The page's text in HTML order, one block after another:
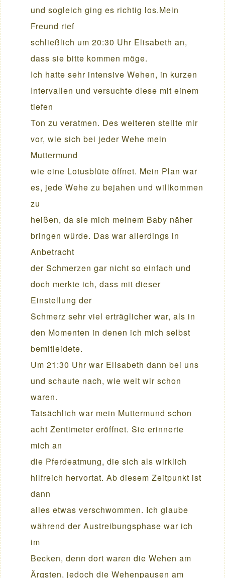
und sogleich ging es richtig los.Mein
Freund rief
schließlich um 20:30 Uhr Elisabeth an,
dass sie bitte kommen möge.
Ich hatte sehr intensive Wehen, in kurzen
Intervallen und versuchte diese mit einem
tiefen
Ton zu veratmen. Des weiteren stellte mir
vor, wie sich bei jeder Wehe mein
Muttermund
wie eine Lotusblüte öffnet. Mein Plan war
es, jede Wehe zu bejahen und willkommen
zu
heißen, da sie mich meinem Baby näher
bringen würde. Das war allerdings in
Anbetracht
der Schmerzen gar nicht so einfach und
doch merkte ich, dass mit dieser
Einstellung der
Schmerz sehr viel erträglicher war, als in
den Momenten in denen ich mich selbst
bemitleidete.
Um 21:30 Uhr war Elisabeth dann bei uns
und schaute nach, wie weit wir schon
waren.
Tatsächlich war mein Muttermund schon
acht Zentimeter eröffnet. Sie erinnerte
mich an
die Pferdeatmung, die sich als wirklich
hilfreich hervortat. Ab diesem Zeitpunkt ist
dann
alles etwas verschwommen. Ich glaube
während der Austreibungsphase war ich
im
Becken, denn dort waren die Wehen am
Ärgsten, jedoch die Wehenpausen am